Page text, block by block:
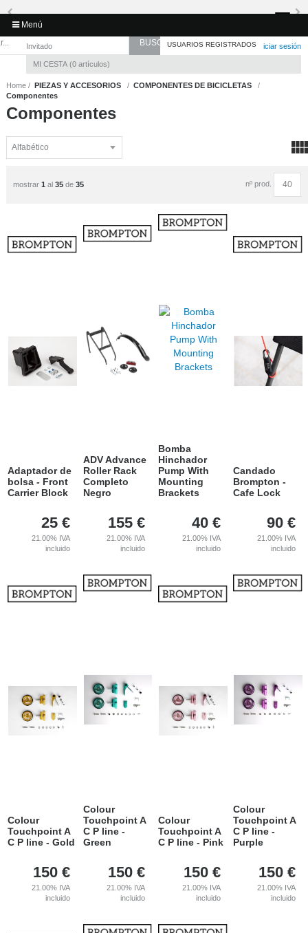
Invitado Registro/ Iniciar sesión
MI CESTA 0 artículos
USUARIOS REGISTRADOS
Menú
Home PIEZAS Y ACCESORIOS
COMPONENTES DE BICICLETAS
Componentes
Componentes
mostrar 1 al 35de 35 nº prod.
Adaptador de
bolsa - Front
Carrier Block
25 €
21.00% IVA
incluido
ADV Advance
Roller Rack
Completo
Negro
155 €
21.00% IVA
incluido
Bomba
Hinchador
Pump With
Mounting
Brackets
40 €
21.00% IVA
incluido
Candado
Brompton -
Cafe Lock
90 €
21.00% IVA
incluido
Colour
Touchpoint A
C P line - Gold
150 €
21.00% IVA
incluido
Colour
Touchpoint A
C P line -
Green
150 €
21.00% IVA
incluido
Colour
Touchpoint A
C P line - Pink
150 €
21.00% IVA
incluido
Colour
Touchpoint A
C P line -
Purple
150 €
21.00% IVA
incluido